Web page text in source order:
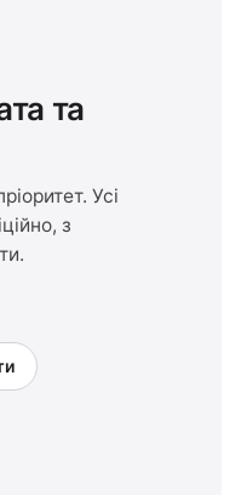
та
Усі
з